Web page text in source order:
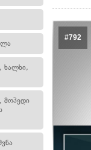
ხალხი,
მოპედი
#792